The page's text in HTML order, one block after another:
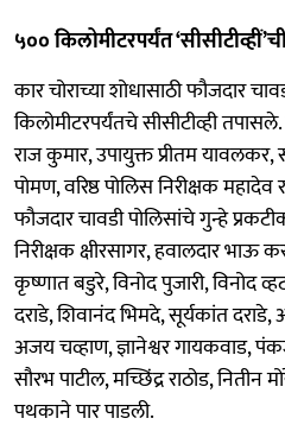
५०० किलोमीटरपर्यंत
कार चोराच्या शोधासाठी फौजदार
किलोमीटरपर्यंतचे सीसीटीव्ही
राज कुमार, उपायुक्त प्रीतम
पोमण, वरिष्ठ पोलिस निरीक्षक महादेव
फौजदार चावडी पोलिसांचे गुन्हे
निरीक्षक क्षीरसागर, हवालदार
कृष्णात बडुरे, विनोद पुजारी,
दराडे, शिवानंद भिमदे, सूर्यकांत
अजय चव्हाण, ज्ञानेश्वर गायकवाड,
सौरभ पाटील, मच्छिंद्र राठोड, नितीन
पथकाने पार पाडली.